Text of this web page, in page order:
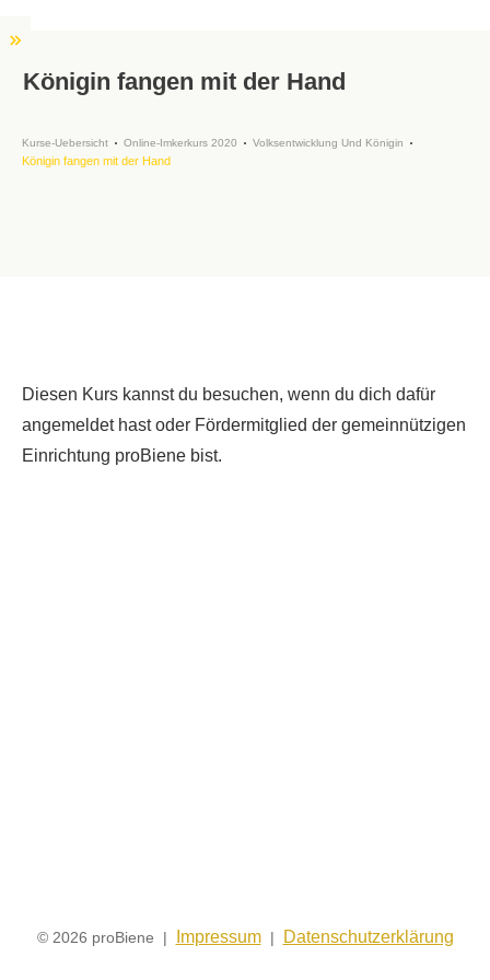
Königin fangen mit der Hand
Kurse-Uebersicht Online-Imkerkurs 2020 Volksentwicklung Und Königin
Königin fangen mit der Hand
Diesen Kurs kannst du besuchen, wenn du dich dafür
angemeldet hast oder Fördermitglied der gemeinnützigen
Einrichtung proBiene bist.
© 2026 proBiene | Impressum| Datenschutzerklärung